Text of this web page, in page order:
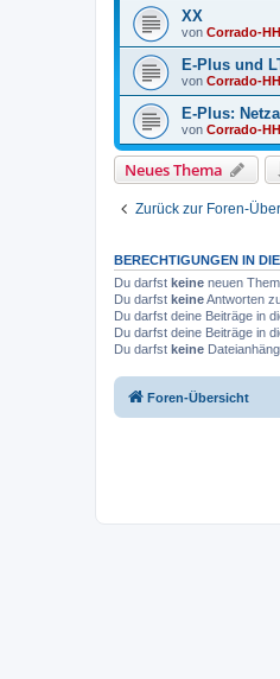
XX
von Corrado-HH
E-Plus und
von Corrado-HH
E-Plus:
von Corrado-HH
Neues Thema
Zurück zur Foren-
BERECHTIGUNGEN IN
Du darfst keine neuen
Du darfst keineAntworten
Du darfst deine Beiträge in
Du darfst deine Beiträge in
Du darfst keine
Foren-Übersicht